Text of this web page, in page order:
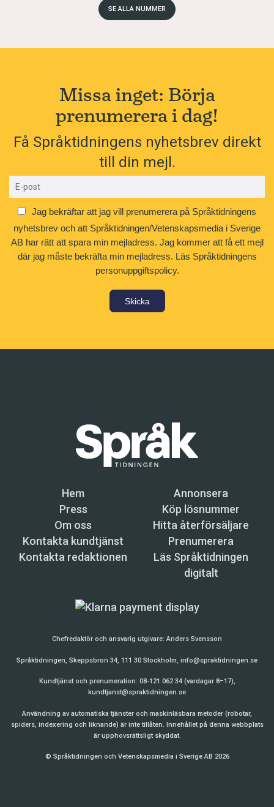
SE ALLA NUMMER
Missa inget: Börja
prenumerera i dag!
Få Språktidningens nyhetsbrev direkt
till din mejl.
Jag bekräftar att jag vill prenumerera på Språktidningens
nyhetsbrev och att Språktidningen/Vetenskapsmedia i Sverige
AB har rätt att spara min mejladress. Jag kommer att få ett mejl
där jag måste bekräfta min mejladress. Läs Språktidningens
personuppgiftspolicy.
Skicka
Hem
Annonsera
Press
Köp lösnummer
Om oss
Hitta återförsäljare
Kontakta kundtjänst
Prenumerera
Kontakta redaktionen
Läs Språktidningen
digitalt
Chefredaktör och ansvarig utgivare:Anders Svensson
Språktidningen, Skeppsbron 34, 111 30 Stockholm, info@spraktidningen.se
Kundtjänst och prenumeration: 08-121 062 34 (vardagar 8–17),
kundtjanst@spraktidningen.se
Användning av automatiska tjänster och maskinläsbara metoder (robotar,
spiders, indexering och liknande) är inte tillåten. Innehållet på denna webbplats
är upphovsrättsligt skyddat.
© Språktidningen och Vetenskapsmedia i Sverige AB 2026